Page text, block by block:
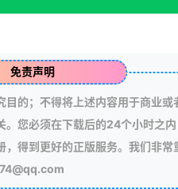
免责声明
的；不得将上述内容用于商业
您必须在下载后的24个小时之
得到更好的正版服务。我们非